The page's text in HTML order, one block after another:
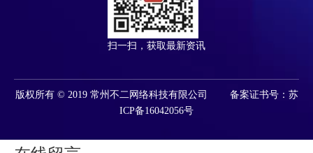
扫一扫，获取最新资讯
版权所有 © 2019 常州不二网络科技有限公司 备案证书号：苏
ICP备16042056号